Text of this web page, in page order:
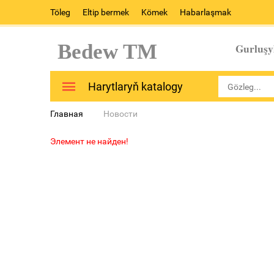
Töleg Eltip bermek Kömek Habarlaşmak
Bedew TM
Harytlaryň katalogy
Главная Новости
Элемент не найден!